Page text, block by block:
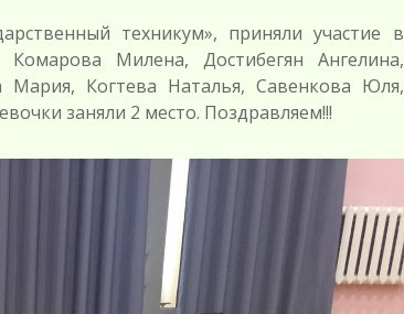
техникум», приняли участие в
Комарова Милена, Достибегян Ангелина,
Мария, Когтева Наталья, Савенкова Юля,
заняли 2 место. Поздравляем!!!